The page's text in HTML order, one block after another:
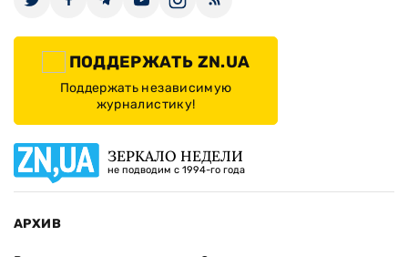
ПОДДЕРЖАТЬ ZN.UA
Поддержать независимую
журналистику!
ЗЕРКАЛО НЕДЕЛИ
не подводим с 1994-го года
АРХИВ